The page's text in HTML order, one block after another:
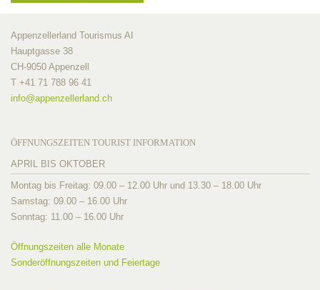
Appenzellerland Tourismus AI
Hauptgasse 38
CH-9050 Appenzell
T +41 71 788 96 41
info@appenzellerland.ch
ÖFFNUNGSZEITEN TOURIST INFORMATION
APRIL BIS OKTOBER
Montag bis Freitag: 09.00 – 12.00 Uhr und 13.30 – 18.00 Uhr
Samstag: 09.00 – 16.00 Uhr
Sonntag: 11.00 – 16.00 Uhr
Öffnungszeiten alle Monate
Sonderöffnungszeiten und Feiertage